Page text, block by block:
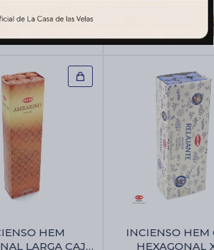
HEM
LARGA CAJA
INCIENSO HEM
HEXAGONAL